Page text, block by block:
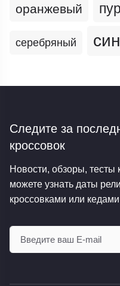
оранжевый
серебряный
Следите за
кроссовок
Новости, обзоры, тесты
можете узнать даты
кроссовками или